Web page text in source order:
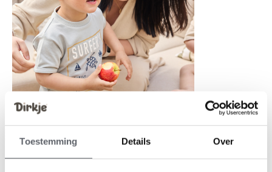
Toestemming Details Over